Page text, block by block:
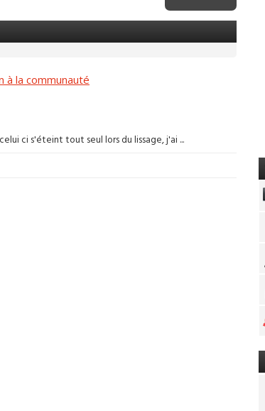
à la communauté
ci s'éteint tout seul lors du lissage, j'ai ...